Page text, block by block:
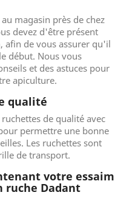
magasin près de chez
devez d'être présent
afin de vous assurer qu'il
début. Nous vous
et des astuces pour
apiculture.
qualité
de qualité avec
permettre une bonne
Les ruchettes sont
de transport.
votre essaim
ruche Dadant